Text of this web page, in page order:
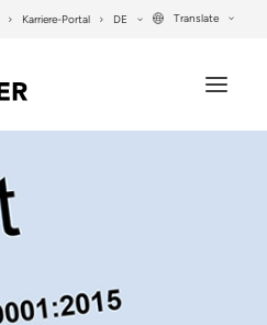
Karriere-Portal DE Translate